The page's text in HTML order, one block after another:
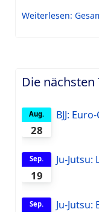
Weiterlesen:
Die nächsten
28
Aug.
BJJ:
19
Sep.
Ju-
Sep.
Ju-